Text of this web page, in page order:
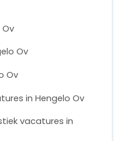
Ov
Ov
Ov
in Hengelo Ov
vacatures in